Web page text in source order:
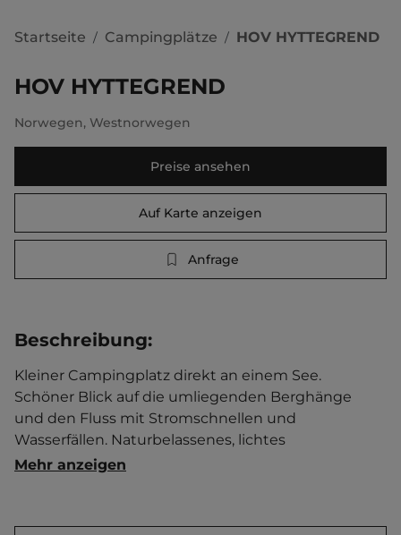
Startseite / Campingplätze / HOV HYTTEGREND
HOV HYTTEGREND
Norwegen, Westnorwegen
Preise ansehen
Auf Karte anzeigen
Anfrage
Beschreibung:
Kleiner Campingplatz direkt an einem See.
Schöner Blick auf die umliegenden Berghänge
und den Fluss mit Stromschnellen und
Wasserfällen. Naturbelassenes, lichtes
Waldgelände mit ebenen Standplätze für Camper.
Viele markierte Wanderwege   Ort 9 km entfernt.
Mehr anzeigen